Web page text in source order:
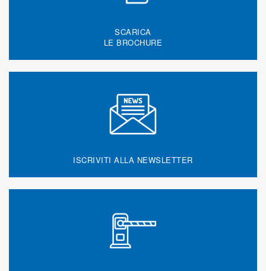
SCARICA
LE BROCHURE
ISCRIVITI ALLA NEWSLETTER